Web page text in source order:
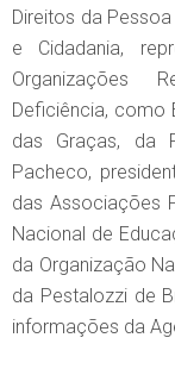
Direitos da
e Cidadania,
Organizações
Deficiência, como
das Graças, da
Pacheco,
das Associações
Nacional de
da Organização
da Pestalozzi de
informações da